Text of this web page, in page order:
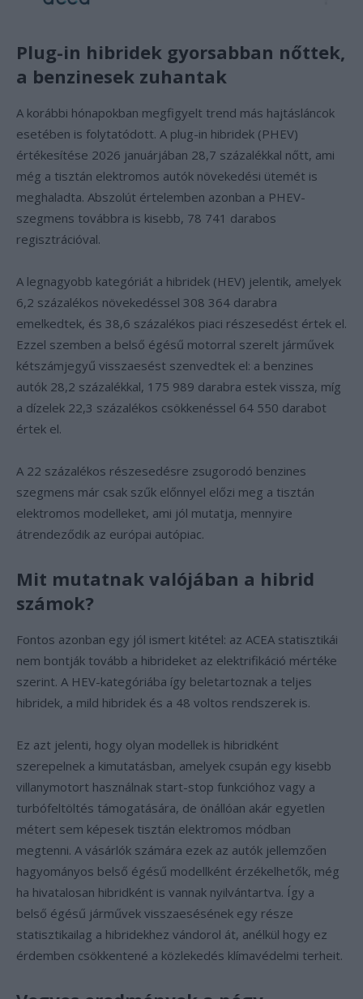
Plug-in hibridek gyorsabban nőttek,
a benzinesek zuhantak
A korábbi hónapokban megfigyelt trend más hajtásláncok
esetében is folytatódott. A plug-in hibridek (PHEV)
értékesítése 2026 januárjában 28,7 százalékkal nőtt, ami
még a tisztán elektromos autók növekedési ütemét is
meghaladta. Abszolút értelemben azonban a PHEV-
szegmens továbbra is kisebb, 78 741 darabos
regisztrációval.
A legnagyobb kategóriát a hibridek (HEV) jelentik, amelyek
6,2 százalékos növekedéssel 308 364 darabra
emelkedtek, és 38,6 százalékos piaci részesedést értek el.
Ezzel szemben a belső égésű motorral szerelt járművek
kétszámjegyű visszaesést szenvedtek el: a benzines
autók 28,2 százalékkal, 175 989 darabra estek vissza, míg
a dízelek 22,3 százalékos csökkenéssel 64 550 darabot
értek el.
A 22 százalékos részesedésre zsugorodó benzines
szegmens már csak szűk előnnyel előzi meg a tisztán
elektromos modelleket, ami jól mutatja, mennyire
átrendeződik az európai autópiac.
Mit mutatnak valójában a hibrid
számok?
Fontos azonban egy jól ismert kitétel: az ACEA statisztikái
nem bontják tovább a hibrideket az elektrifikáció mértéke
szerint. A HEV-kategóriába így beletartoznak a teljes
hibridek, a mild hibridek és a 48 voltos rendszerek is.
Ez azt jelenti, hogy olyan modellek is hibridként
szerepelnek a kimutatásban, amelyek csupán egy kisebb
villanymotort használnak start-stop funkcióhoz vagy a
turbófeltöltés támogatására, de önállóan akár egyetlen
métert sem képesek tisztán elektromos módban
megtenni. A vásárlók számára ezek az autók jellemzően
hagyományos belső égésű modellként érzékelhetők, még
ha hivatalosan hibridként is vannak nyilvántartva. Így a
belső égésű járművek visszaesésének egy része
statisztikailag a hibridekhez vándorol át, anélkül hogy ez
érdemben csökkentené a közlekedés klímavédelmi terheit.